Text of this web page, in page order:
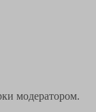
модератором.